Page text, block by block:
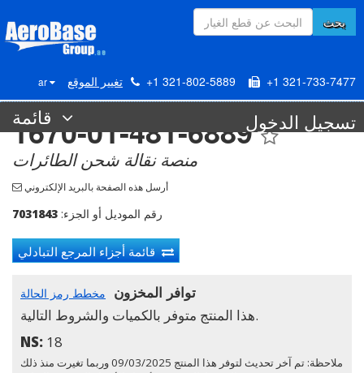
ar تغيير الموقع +1 321-802-5889 +1 321-733-7477
بحث
تسجيل الدخول1670-01-481-6889
منصة نقالة شحن الطائرات
أرسل هذه الصفحة بالبريد الإلكتروني
رقم الموديل أو الجزء: 7031843
قائمة أجزاء المرجع التبادلي
توافر المخزون مخطط رمز الحالة
هذا المنتج متوفر بالكميات والشروط التالية.
NS: 18
ملاحظة: تم آخر تحديث لتوفر هذا المنتج 09/03/2025 وربما تغيرت منذ ذلك